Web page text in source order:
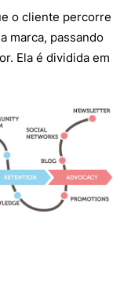
o cliente percorre
marca, passando
Ela é dividida em